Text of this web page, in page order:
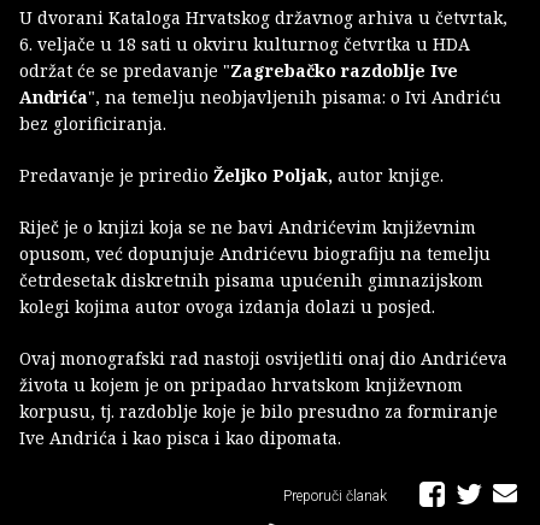
U dvorani Kataloga Hrvatskog državnog arhiva u četvrtak,
6. veljače u 18 sati u okviru kulturnog četvrtka u HDA
održat će se predavanje "Zagrebačko razdoblje Ive
Andrića", na temelju neobjavljenih pisama: o Ivi Andriću
bez glorificiranja.
Predavanje je priredio Željko Poljak, autor knjige.
Riječ je o knjizi koja se ne bavi Andrićevim književnim
opusom, već dopunjuje Andrićevu biografiju na temelju
četrdesetak diskretnih pisama upućenih gimnazijskom
kolegi kojima autor ovoga izdanja dolazi u posjed.
Ovaj monografski rad nastoji osvijetliti onaj dio Andrićeva
života u kojem je on pripadao hrvatskom književnom
korpusu, tj. razdoblje koje je bilo presudno za formiranje
Ive Andrića i kao pisca i kao dipomata.
Preporuči članak